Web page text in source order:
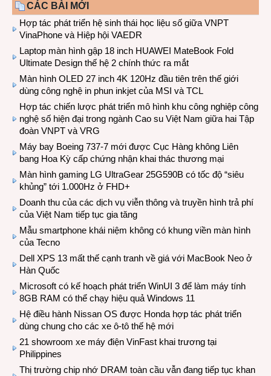
CÁC BÀI MỚI
Hợp tác phát triển hệ sinh thái học liệu số giữa VNPT
VinaPhone và Hiệp hội VAEDR
Laptop màn hình gập 18 inch HUAWEI MateBook Fold
Ultimate Design thế hệ 2 chính thức ra mắt
Màn hình OLED 27 inch 4K 120Hz đầu tiên trên thế giới
dùng công nghệ in phun inkjet của MSI và TCL
Hợp tác chiến lược phát triển mô hình khu công nghiệp công
nghệ số hiện đại trong ngành Cao su Việt Nam giữa hai Tập
đoàn VNPT và VRG
Máy bay Boeing 737-7 mới được Cục Hàng không Liên
bang Hoa Kỳ cấp chứng nhận khai thác thương mại
Màn hình gaming LG UltraGear 25G590B có tốc độ “siêu
khủng” tới 1.000Hz ở FHD+
Doanh thu của các dịch vụ viễn thông và truyền hình trả phí
của Việt Nam tiếp tục gia tăng
Mẫu smartphone khái niệm không có khung viền màn hình
của Tecno
Dell XPS 13 mất thế cạnh tranh về giá với MacBook Neo ở
Hàn Quốc
Microsoft có kế hoạch phát triển WinUI 3 để làm máy tính
8GB RAM có thể chạy hiệu quả Windows 11
Hệ điều hành Nissan OS được Honda hợp tác phát triển
dùng chung cho các xe ô-tô thế hệ mới
21 showroom xe máy điện VinFast khai trương tại
Philippines
Thị trường chip nhớ DRAM toàn cầu vẫn đang tiếp tục khan